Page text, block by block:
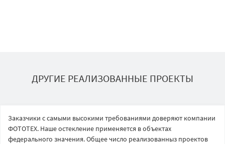
ДРУГИЕ РЕАЛИЗОВАННЫЕ ПРОЕКТЫ
Заказчики с самыми высокими требованиями доверяют компании
ФОТОТЕХ. Наше остекление применяется в объектах
федерального значения. Общее число реализованныз проектов